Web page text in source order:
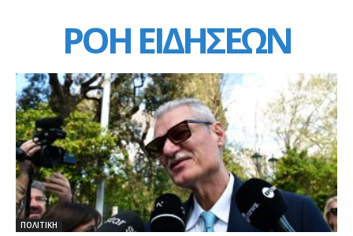
ΡΟΗ ΕΙΔΗΣΕΩΝ
ΠΟΛΙΤΙΚΗ